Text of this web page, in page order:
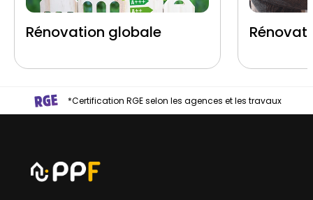
Rénovation globale
*Certification RGE selon les agences et les travaux